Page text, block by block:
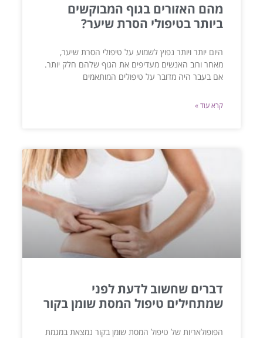
מהם האזורים בגוף המבוקשים
ביותר בטיפולי הסרת שיער?
היום יותר ויותר נפוץ לשמוע על טיפולי הסרת שיער,
מאחר ורוב האנשים מעדיפים את הגוף שלהם חלק יותר.
אם בעבר היה מדובר על טיפולים המותאמים
קרא עוד »
דברים שחשוב לדעת לפני
שמתחילים טיפול המסת שומן בקור
הפופולאריות של טיפול המסת שומן בקור נמצאת במגמת